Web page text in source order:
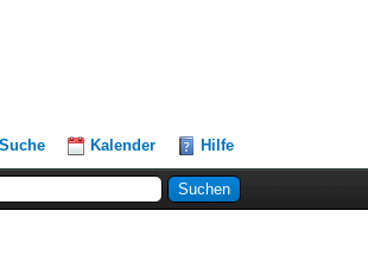
Suche Kalender Hilfe